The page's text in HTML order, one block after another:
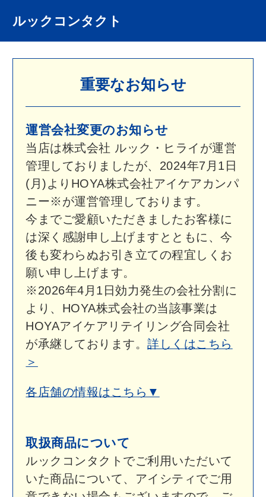
ルックコンタクト
重要なお知らせ
運営会社変更のお知らせ
当店は株式会社 ルック・ヒライが運営
(月)よりHOYA株式会社アイケアカンパ
ニー※が運営管理しております。
今までご愛顧いただきましたお客様に
は深く感謝申し上げますとともに、今
後も変わらぬお引き立ての程宜しくお
願い申し上げます。
※2026年4月1日効力発生の会社分割に
より、HOYA株式会社の当該事業は
HOYAアイケアリテイリング合同会社
が承継しております。詳しくはこちら
＞
各店舗の情報はこちら▼
取扱商品について
ルックコンタクトでご利用いただいて
いた商品について、アイシティでご用
利用予定の店舗へお問い合わせくださ
アフターサービスにつきましては、
イシティのアフターサービスをご利用
いただけます。詳しくは店舗へお問い
合わせください。